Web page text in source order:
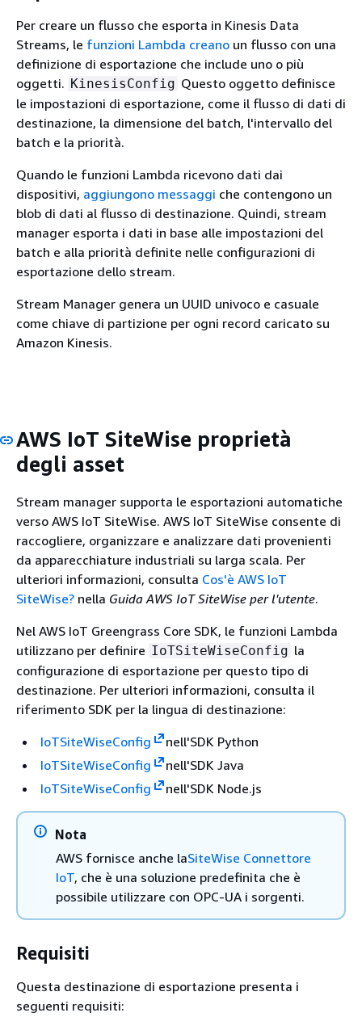
Per creare un flusso che esporta in Kinesis Data
Streams, le funzioni Lambda creano un flusso con una
definizione di esportazione che include uno o più
oggetti. KinesisConfig Questo oggetto definisce
le impostazioni di esportazione, come il flusso di dati di
destinazione, la dimensione del batch, l'intervallo del
batch e la priorità.
Quando le funzioni Lambda ricevono dati dai
dispositivi, aggiungono messaggi che contengono un
blob di dati al flusso di destinazione. Quindi, stream
manager esporta i dati in base alle impostazioni del
batch e alla priorità definite nelle configurazioni di
esportazione dello stream.
Stream Manager genera un UUID univoco e casuale
come chiave di partizione per ogni record caricato su
Amazon Kinesis.
AWS IoT SiteWise proprietà
degli asset
Stream manager supporta le esportazioni automatiche
verso AWS IoT SiteWise. AWS IoT SiteWise consente di
raccogliere, organizzare e analizzare dati provenienti
da apparecchiature industriali su larga scala. Per
ulteriori informazioni, consulta Cos'è AWS IoT
SiteWise? nella Guida AWS IoT SiteWise per l'utente.
Nel AWS IoT Greengrass Core SDK, le funzioni Lambda
utilizzano per definire IoTSiteWiseConfig la
configurazione di esportazione per questo tipo di
destinazione. Per ulteriori informazioni, consulta il
riferimento SDK per la lingua di destinazione:
IoTSiteWiseConfig
nell'SDK Python
IoTSiteWiseConfig
nell'SDK Java
IoTSiteWiseConfig
nell'SDK Node.js
Nota
AWS fornisce anche laSiteWise Connettore
IoT, che è una soluzione predefinita che è
possibile utilizzare con OPC-UA i sorgenti.
Requisiti
Questa destinazione di esportazione presenta i
seguenti requisiti: